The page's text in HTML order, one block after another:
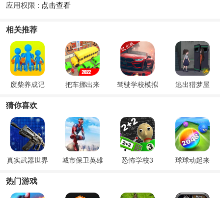
应用权限 : 点击查看
相关推荐
废柴养成记 把车挪出来 驾驶学校模拟 逃出猎梦屋
猜你喜欢
真实武器世界 城市保卫英雄 恐怖学校3 球球动起来
热门游戏